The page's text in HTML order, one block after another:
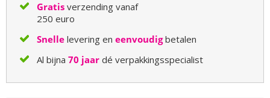
Gratis verzending vanaf
250 euro
Snelle levering en eenvoudigbetalen
Al bijna 70 jaar dé verpakkingsspecialist